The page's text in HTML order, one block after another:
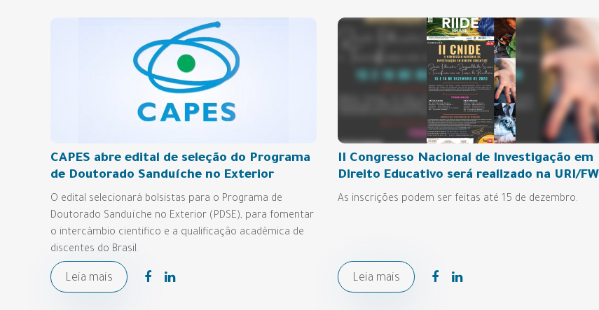
CAPES abre edital de seleção do Programa
de Doutorado Sanduíche no Exterior
O edital selecionará bolsistas para o Programa de
Doutorado Sanduíche no Exterior (PDSE), para fomentar
o intercâmbio cientifico e a qualificação acadêmica de
discentes do Brasil.
Leia mais
II Congresso Nacional de Investigação em
Direito Educativo será realizado na URI/FW
As inscrições podem ser feitas até 15 de dezembro.
Leia mais